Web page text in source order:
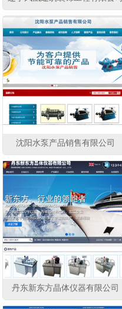
沈阳水泵产品销售有限公司
丹东新东方晶体仪器有限公司